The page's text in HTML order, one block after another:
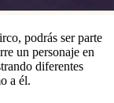
podrás ser parte
un personaje en
diferentes
a él.